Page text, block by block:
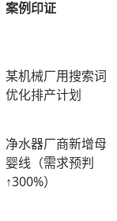
案例印证
某机械厂用搜索词
优化排产计划
净水器厂商新增母
婴线（需求预判
↑300%）